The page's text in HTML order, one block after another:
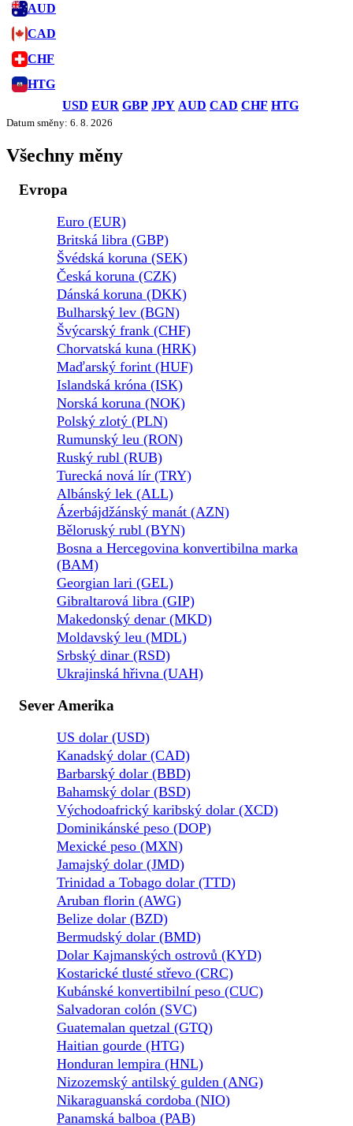
AUD
CAD
CHF
HTG
USD EUR GBP JPY AUD CAD CHF HTG
Datum směny: 6. 8. 2026
Všechny měny
Evropa
Euro (EUR)
Britská libra (GBP)
Švédská koruna (SEK)
Česká koruna (CZK)
Dánská koruna (DKK)
Bulharský lev (BGN)
Švýcarský frank (CHF)
Chorvatská kuna (HRK)
Maďarský forint (HUF)
Islandská króna (ISK)
Norská koruna (NOK)
Polský zlotý (PLN)
Rumunský leu (RON)
Ruský rubl (RUB)
Turecká nová lír (TRY)
Albánský lek (ALL)
Ázerbájdžánský manát (AZN)
Běloruský rubl (BYN)
Bosna a Hercegovina konvertibilna marka
(BAM)
Georgian lari (GEL)
Gibraltarová libra (GIP)
Makedonský denar (MKD)
Moldavský leu (MDL)
Srbský dinar (RSD)
Ukrajinská hřivna (UAH)
Sever Amerika
US dolar (USD)
Kanadský dolar (CAD)
Barbarský dolar (BBD)
Bahamský dolar (BSD)
Východoafrický karibský dolar (XCD)
Dominikánské peso (DOP)
Mexické peso (MXN)
Jamajský dolar (JMD)
Trinidad a Tobago dolar (TTD)
Aruban florin (AWG)
Belize dolar (BZD)
Bermudský dolar (BMD)
Dolar Kajmanských ostrovů (KYD)
Kostarické tlusté střevo (CRC)
Kubánské konvertibilní peso (CUC)
Salvadoran colón (SVC)
Guatemalan quetzal (GTQ)
Haitian gourde (HTG)
Honduran lempira (HNL)
Nizozemský antilský gulden (ANG)
Nikaraguanská cordoba (NIO)
Panamská balboa (PAB)